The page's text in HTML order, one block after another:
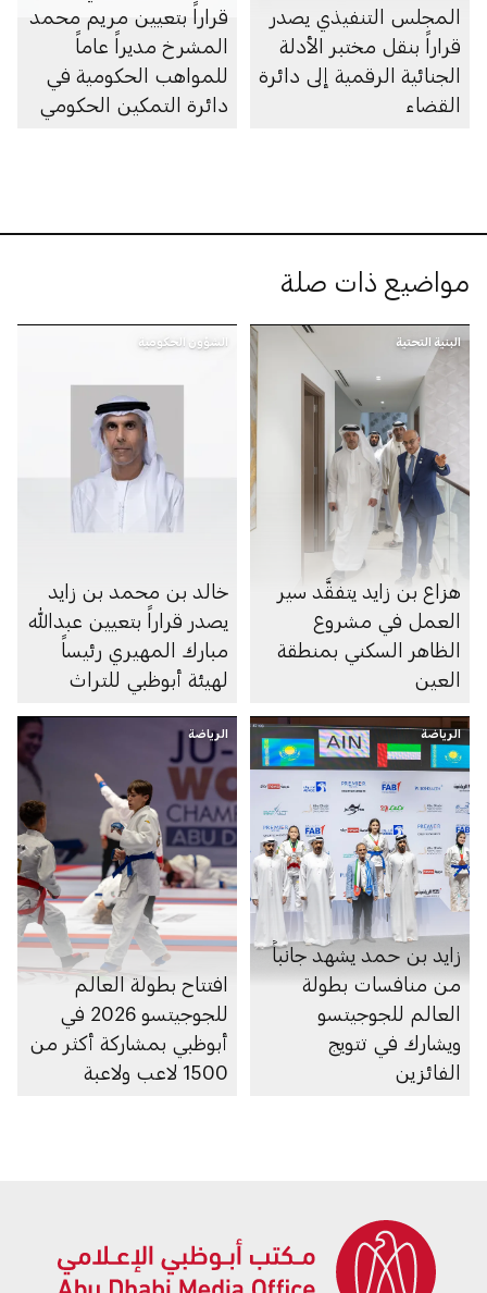
المجلس التنفيذي يصدر
قراراً بنقل مختبر الأدلة
الجنائية الرقمية إلى دائرة
القضاء
قراراً بتعيين مريم محمد
المشرخ مديراً عاماً
للمواهب الحكومية في
دائرة التمكين الحكومي
مواضيع ذات صلة
البنية التحتية
هزاع بن زايد يتفقَّد سير
العمل في مشروع
الظاهر السكني بمنطقة
العين
الشؤون الحكومية
خالد بن محمد بن زايد
يصدر قراراً بتعيين عبدالله
مبارك المهيري رئيساً
لهيئة أبوظبي للتراث
الرياضة
زايد بن حمد يشهد جانباً
من منافسات بطولة
العالم للجوجيتسو
ويشارك في تتويج
الفائزين
الرياضة
افتتاح بطولة العالم
للجوجيتسو 2026 في
أبوظبي بمشاركة أكثر من
1500 لاعب ولاعبة